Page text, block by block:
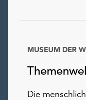
MUSEUM DER
Die
Datum